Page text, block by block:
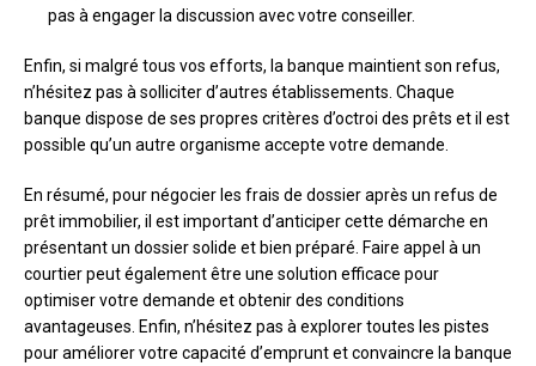
pas à engager la discussion avec votre conseiller.
Enfin, si malgré tous vos efforts, la banque maintient son refus,
n’hésitez pas à solliciter d’autres établissements. Chaque
banque dispose de ses propres critères d’octroi des prêts et il est
possible qu’un autre organisme accepte votre demande.
En résumé, pour négocier les frais de dossier après un refus de
prêt immobilier, il est important d’anticiper cette démarche en
présentant un dossier solide et bien préparé. Faire appel à un
courtier peut également être une solution efficace pour
optimiser votre demande et obtenir des conditions
avantageuses. Enfin, n’hésitez pas à explorer toutes les pistes
pour améliorer votre capacité d’emprunt et convaincre la banque